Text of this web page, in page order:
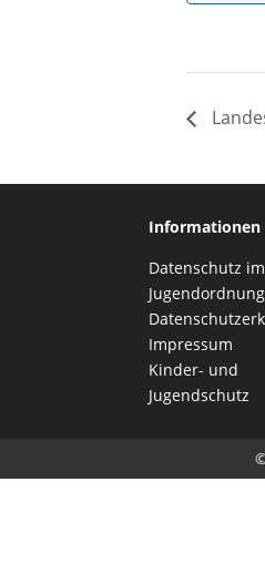
Informationen
Datenschutz
Jugendordnung
Impressum
Kinder- und
Jugendschutz